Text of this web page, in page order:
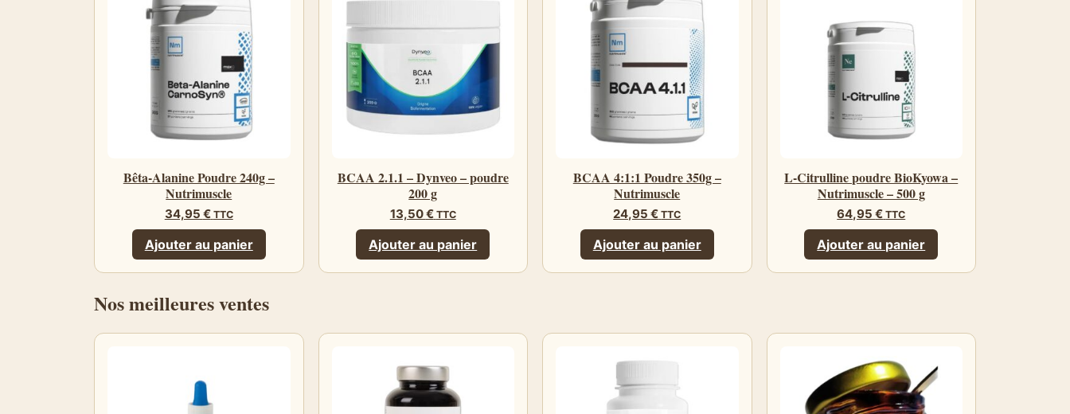
Bêta-Alanine Poudre 240g –
Nutrimuscle
34,95 € TTC
Ajouter au panier
BCAA 2.1.1 – Dynveo – poudre
200 g
13,50€ TTC
Ajouter au panier
BCAA 4:1:1 Poudre 350g –
Nutrimuscle
24,95€ TTC
Ajouter au panier
L-Citrulline poudre BioKyowa –
Nutrimuscle – 500 g
64,95€ TTC
Ajouter au panier
Nos meilleures ventes